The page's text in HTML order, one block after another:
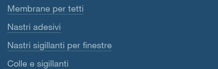
Membrane per tetti
Nastri adesivi
Nastri sigillanti per finestre
Colle e sigillanti